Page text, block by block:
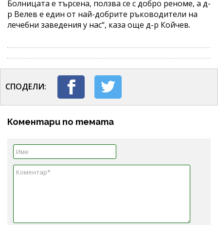
Болницата е търсена, ползва се с добро реноме, а д-
р Велев е един от най-добрите ръководители на
лечебни заведения у нас“, каза още д-р Койчев.
СПОДЕЛИ:
Коментари по темата